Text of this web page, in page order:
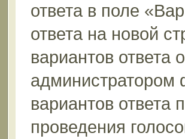
ответа в поле
ответа на новой
вариантов ответа
администратором
вариантов ответа
проведения